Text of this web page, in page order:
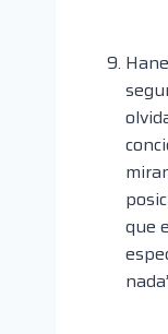
que